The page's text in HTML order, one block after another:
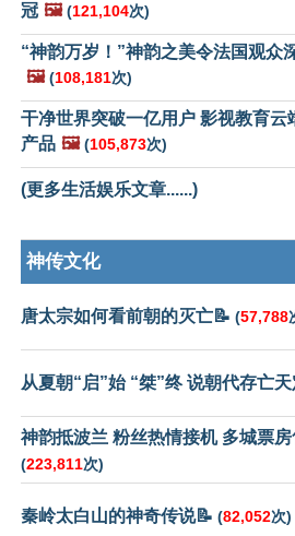
冠 🖼️ (121,104次)
“神韵万岁！”神韵之美令法国观众
🖼️ (108,181次)
干净世界突破一亿用户 影视教育云
产品 🖼️ (105,873次)
(更多生活娱乐文章......)
神传文化
唐太宗如何看前朝的灭亡📝 (57,788
从夏朝“启”始 “桀”终 说朝代存亡天
神韵抵波兰 粉丝热情接机 多城票
(223,811次)
秦岭太白山的神奇传说📝 (82,052次)